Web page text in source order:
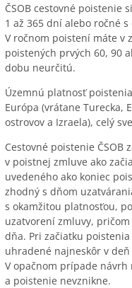
ČSOB cestovné poistenie
1 až 365 dní alebo ročné
V ročnom poistení máte v
poistených prvých 60, 90
dobu neurčitú.
Územnú platnosť
Európa (vrátane Turecka,
ostrovov a Izraela), celý
Cestovné poistenie
v poistnej zmluve ako
uvedeného ako koniec
zhodný s dňom
s okamžitou platnosťou,
uzatvorení zmluvy,
dňa. Pri začiatku
uhradené najneskôr v
V opačnom prípade
a poistenie nevznikne.